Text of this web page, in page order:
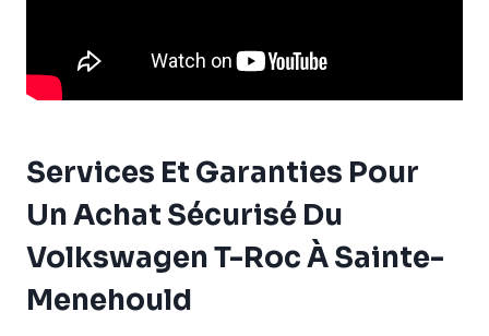
Services Et Garanties Pour
Un Achat Sécurisé Du
Volkswagen T-Roc À Sainte-
Menehould